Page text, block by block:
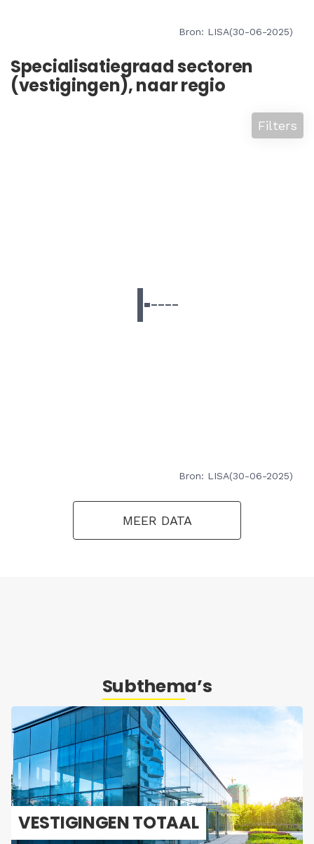
Bron: LISA(30-06-2025)
Specialisatiegraad sectoren
(vestigingen), naar regio
Filters
Bron: LISA(30-06-2025)
MEER DATA
Subthema’s
VES­TI­GIN­GEN TO­TAAL